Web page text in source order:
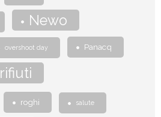
Newo
overshoot day Panacq
rifiuti
roghi salute